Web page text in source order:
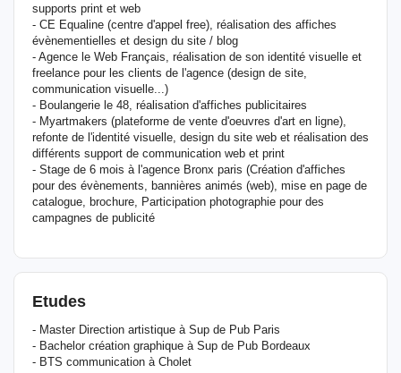
supports print et web
- CE Equaline (centre d'appel free), réalisation des affiches
évènementielles et design du site / blog
- Agence le Web Français, réalisation de son identité visuelle et
freelance pour les clients de l'agence (design de site,
communication visuelle...)
- Boulangerie le 48, réalisation d'affiches publicitaires
- Myartmakers (plateforme de vente d'oeuvres d'art en ligne),
refonte de l'identité visuelle, design du site web et réalisation des
différents support de communication web et print
- Stage de 6 mois à l'agence Bronx paris (Création d'affiches
pour des évènements, bannières animés (web), mise en page de
catalogue, brochure, Participation photographie pour des
campagnes de publicité
Etudes
- Master Direction artistique à Sup de Pub Paris
- Bachelor création graphique à Sup de Pub Bordeaux
- BTS communication à Cholet